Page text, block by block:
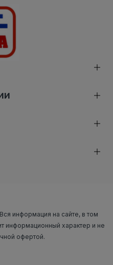
информация на сайте, в том
информационный характер и не
офертой.